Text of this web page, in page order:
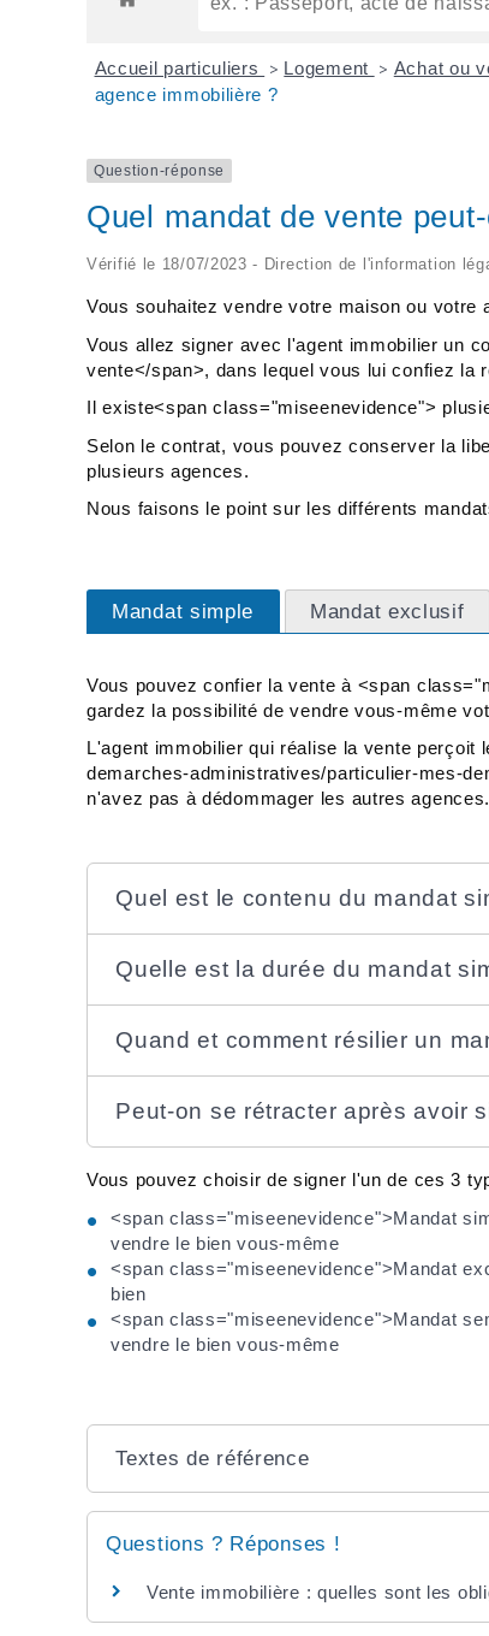
Accueil particuliers > Logement > Achat ou
agence immobilière ?
Question-réponse
Quel mandat de vente
Vérifié le 18/07/2023 - Direction de l'information
Vous souhaitez vendre votre maison ou votre
Vous allez signer avec l'agent immobilier un
vente</span>, dans lequel vous lui confiez la
Il existe<span class="miseenevidence">
Selon le contrat, vous pouvez conserver la
plusieurs agences.
Nous faisons le point sur les différents
Mandat simple Mandat exclusif
Vous pouvez confier la vente à <span
gardez la possibilité de vendre vous-même
L'agent immobilier qui réalise la vente
demarches-administratives/particulier-mes-
n'avez pas à dédommager les autres agences.
Quel est le contenu du mandat
Quelle est la durée du mandat
Quand et comment résilier un
Peut-on se rétracter après avoir
Vous pouvez choisir de signer l'un de ces 3
<span class="miseenevidence">Mandat
vendre le bien vous-même
<span class="miseenevidence">Mandat
bien
<span class="miseenevidence">Mandat
vendre le bien vous-même
Textes de référence
Questions ? Réponses !
Vente immobilière : quelles sont les